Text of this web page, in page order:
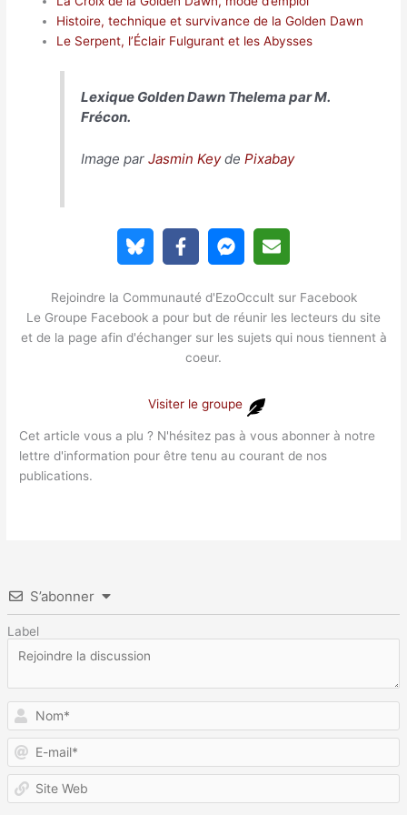
Histoire, technique et survivance de la Golden Dawn
Le Serpent, l’Éclair Fulgurant et les Abysses
Lexique Golden Dawn Thelema par M.
Frécon.
Image parJasmin KeydePixabay
Rejoindre la Communauté d'EzoOccult sur Facebook
Le Groupe Facebook a pour but de réunir les lecteurs du site
et de la page afin d'échanger sur les sujets qui nous tiennent à
coeur.
Visiter le groupe
Cet article vous a plu ? N'hésitez pas à vous abonner à notre
lettre d'information pour être tenu au courant de nos
publications.
S’abonner
Label